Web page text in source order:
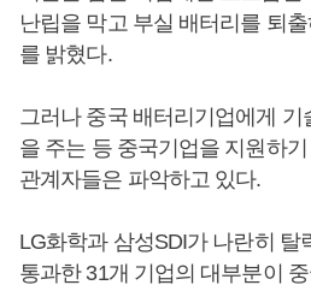
난립을 막고 부실 배터리를 퇴
를 밝혔다.
그러나 중국 배터리기업에게
을 주는 등 중국기업을 지원하
관계자들은 파악하고 있다.
LG화학과 삼성SDI가 나란히 탈
통과한 31개 기업의 대부분이